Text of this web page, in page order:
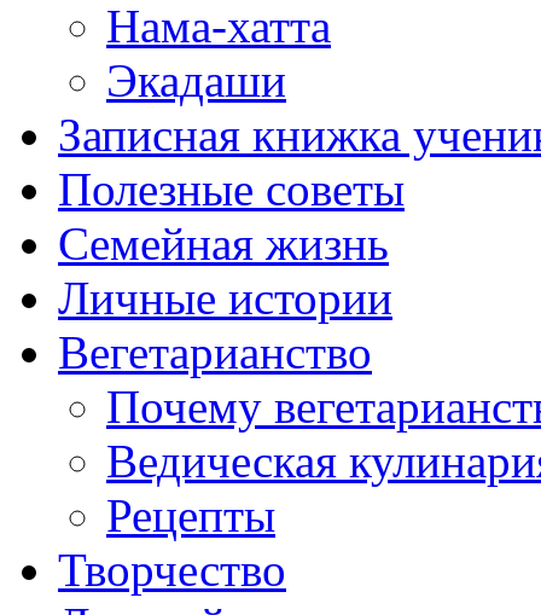
Нама-хатта
Экадаши
Записная книжка
Полезные советы
Семейная жизнь
Личные истории
Вегетарианство
Почему
Ведическая
Рецепты
Творчество